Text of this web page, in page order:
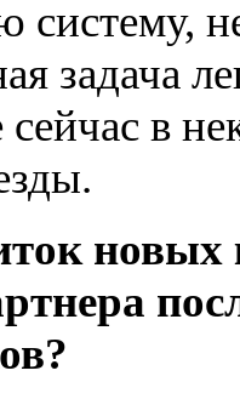
систему,
задача
сейчас в
новых